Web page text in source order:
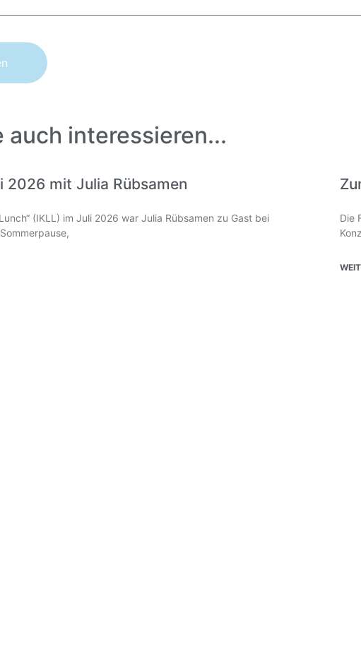
auch interessieren...
2026 mit Julia Rübsamen
(IKLL) im Juli 2026 war Julia Rübsamen zu Gast bei
Die